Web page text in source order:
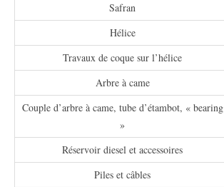
Safran
Hélice
Travaux de coque sur l’hélice
Arbre à came
Couple d’arbre à came, tube d’étambot, « bearing
»
Réservoir diesel et accessoires
Piles et câbles